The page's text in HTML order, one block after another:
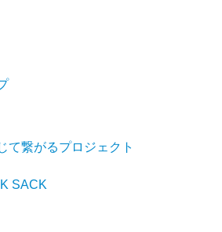
て繋がるプロジェクト
SACK